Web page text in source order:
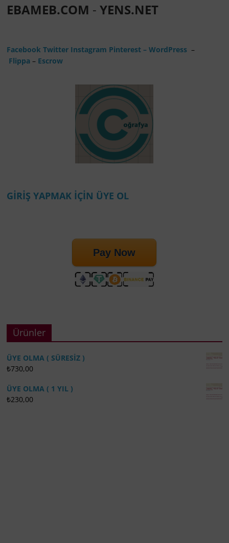
EBAMEB.COM -YENS.NET
FacebookTwitter Instagram Pinterest– WordPress –
Flippa – Escrow
GİRİŞ YAPMAK İÇİN ÜYE OL
Pay Now
Ürünler
ÜYE OLMA ( SÜRESİZ )
₺730,00
ÜYE OLMA ( 1 YIL )
₺230,00